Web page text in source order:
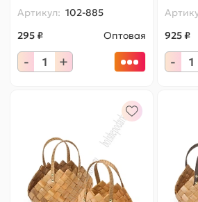
Артикул: 102-885
295 ₽
Оптовая
- +
925 ₽
-